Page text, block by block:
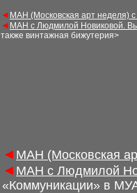
◄ МАН (Московская арт неделя)
◄ МАН с Людмилой Новиковой.
также винтажная бижутерия>
◄ МАН (Московская
◄ МАН с Людмилой
«Коммуникации» в